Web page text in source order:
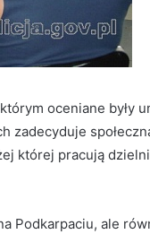
oceniane były
zadecyduje
której pracują
Podkarpaciu, ale